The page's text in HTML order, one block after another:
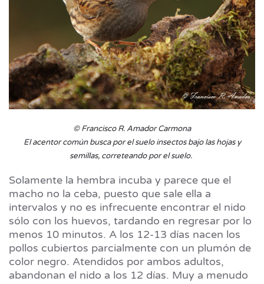
© Francisco R. Amador Carmona
El acentor común busca por el suelo insectos bajo las hojas y
semillas, correteando por el suelo.
Solamente la hembra incuba y parece que el
macho no la ceba, puesto que sale ella a
intervalos y no es infrecuente encontrar el nido
sólo con los huevos, tardando en regresar por lo
menos 10 minutos. A los 12-13 días nacen los
pollos cubiertos parcialmente con un plumón de
color negro. Atendidos por ambos adultos,
abandonan el nido a los 12 días. Muy a menudo